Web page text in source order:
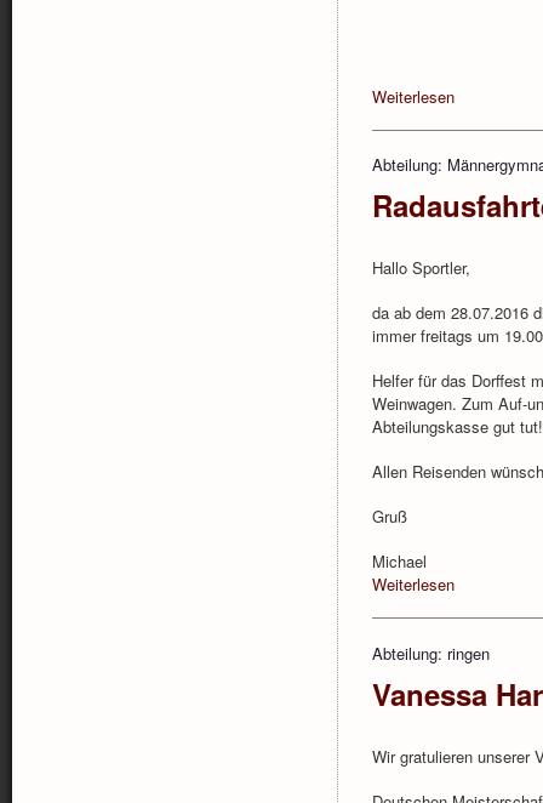
Weiterlesen
Abteilung:
Hallo Sportler,
da ab dem 28.07.2016
immer freitags um
Helfer für das Dorffest
Weinwagen. Zum Auf-
Abteilungskasse gut tut!
Allen Reisenden
Gruß
Michael
Weiterlesen
Abteilung: ringen
Vanessa
Wir gratulieren unserer